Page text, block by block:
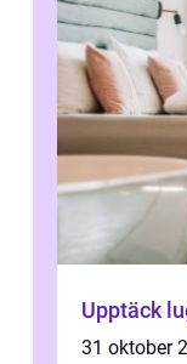
Upptäck
31 oktober